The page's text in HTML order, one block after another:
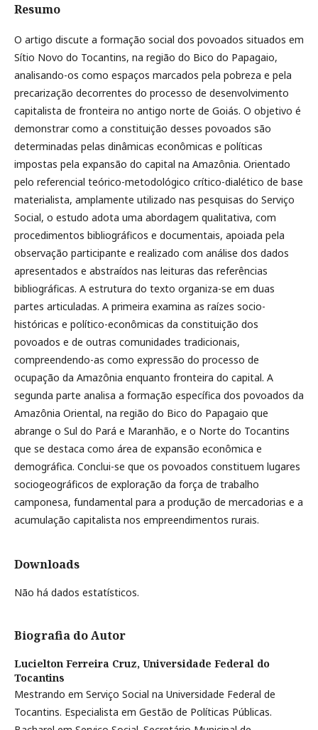
Resumo
O artigo discute a formação social dos povoados situados em
Sítio Novo do Tocantins, na região do Bico do Papagaio,
analisando-os como espaços marcados pela pobreza e pela
precarização decorrentes do processo de desenvolvimento
capitalista de fronteira no antigo norte de Goiás. O objetivo é
demonstrar como a constituição desses povoados são
determinadas pelas dinâmicas econômicas e políticas
impostas pela expansão do capital na Amazônia. Orientado
pelo referencial teórico-metodológico crítico-dialético de base
materialista, amplamente utilizado nas pesquisas do Serviço
Social, o estudo adota uma abordagem qualitativa, com
procedimentos bibliográficos e documentais, apoiada pela
observação participante e realizado com análise dos dados
apresentados e abstraídos nas leituras das referências
bibliográficas. A estrutura do texto organiza-se em duas
partes articuladas. A primeira examina as raízes socio-
históricas e político-econômicas da constituição dos
povoados e de outras comunidades tradicionais,
compreendendo-as como expressão do processo de
ocupação da Amazônia enquanto fronteira do capital. A
segunda parte analisa a formação específica dos povoados da
Amazônia Oriental, na região do Bico do Papagaio que
abrange o Sul do Pará e Maranhão, e o Norte do Tocantins
que se destaca como área de expansão econômica e
demográfica. Conclui-se que os povoados constituem lugares
sociogeográficos de exploração da força de trabalho
camponesa, fundamental para a produção de mercadorias e a
acumulação capitalista nos empreendimentos rurais.
Downloads
Não há dados estatísticos.
Biografia do Autor
Lucielton Ferreira Cruz, Universidade Federal do
Tocantins
Mestrando em Serviço Social na Universidade Federal de
Tocantins. Especialista em Gestão de Políticas Públicas.